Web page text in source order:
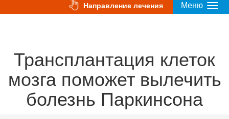
Меню
Направление лечения
Трансплантация клеток
мозга поможет вылечить
болезнь Паркинсона